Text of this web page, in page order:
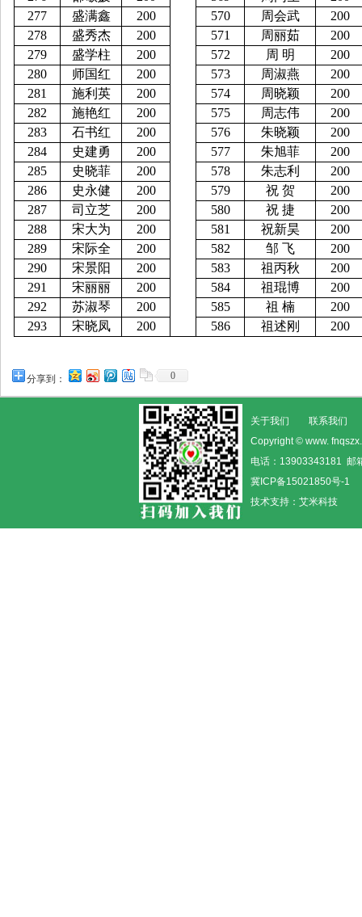
277
盛满鑫 200 570 周会武
200
278
盛秀杰 200 571 周丽茹
200
279
盛学柱 200 572 周 明
200
280
师国红 200 573 周淑燕
200
281
施利英 200 574 周晓颖
200
282
施艳红 200 575 周志伟
200
283
石书红 200 576 朱晓颖
200
284
史建勇 200 577 朱旭菲
200
285
史晓菲 200 578 朱志利
200
286
史永健 200 579 祝贺
200
287
司立芝 200 580 祝捷
200
288
宋大为 200 581 祝新昊
200
289
宋际全 200 582 邹 飞
200
290
宋景阳 200 583 祖丙秋
200
291
宋丽丽 200 584 祖琨博
200
292
苏淑琴 200 585 祖 楠
200
293
宋晓凤 200 586 祖述刚 200
分享到： 0
关于我们
联系我们
Copyright © www.
电话：13903343181 邮
冀ICP备15021850号-1
技术支持： 艾米科技